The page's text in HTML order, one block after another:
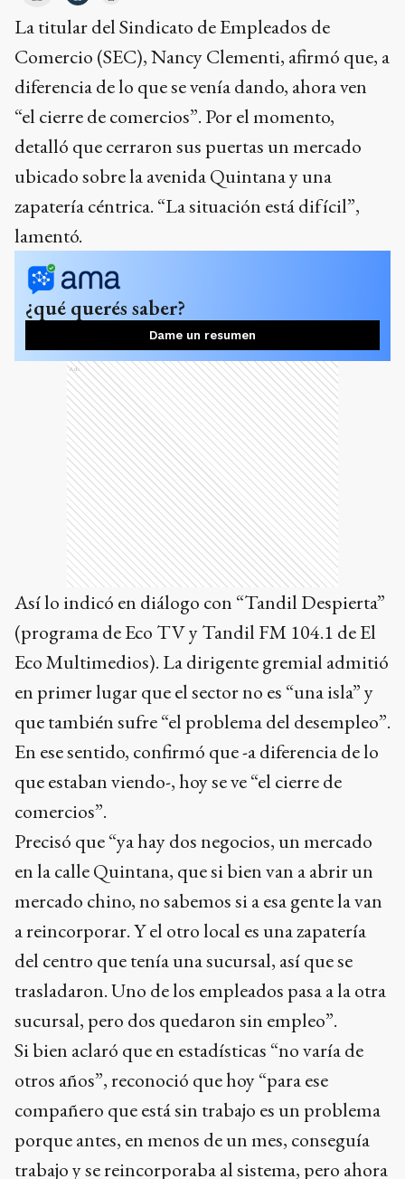
La titular del Sindicato de Empleados de
Comercio (SEC), Nancy Clementi, afirmó que, a
diferencia de lo que se venía dando, ahora ven
“el cierre de comercios”. Por el momento,
detalló que cerraron sus puertas un mercado
ubicado sobre la avenida Quintana y una
zapatería céntrica. “La situación está difícil”,
lamentó.
¿qué querés saber?
Dame un resumen
Ads
Así lo indicó en diálogo con “Tandil Despierta”
(programa de Eco TV y Tandil FM 104.1 de El
Eco Multimedios). La dirigente gremial admitió
en primer lugar que el sector no es “una isla” y
que también sufre “el problema del desempleo”.
En ese sentido, confirmó que -a diferencia de lo
que estaban viendo-, hoy se ve “el cierre de
comercios”.
Precisó que “ya hay dos negocios, un mercado
en la calle Quintana, que si bien van a abrir un
mercado chino, no sabemos si a esa gente la van
a reincorporar. Y el otro local es una zapatería
del centro que tenía una sucursal, así que se
trasladaron. Uno de los empleados pasa a la otra
sucursal, pero dos quedaron sin empleo”.
Si bien aclaró que en estadísticas “no varía de
otros años”, reconoció que hoy “para ese
compañero que está sin trabajo es un problema
porque antes, en menos de un mes, conseguía
trabajo y se reincorporaba al sistema, pero ahora